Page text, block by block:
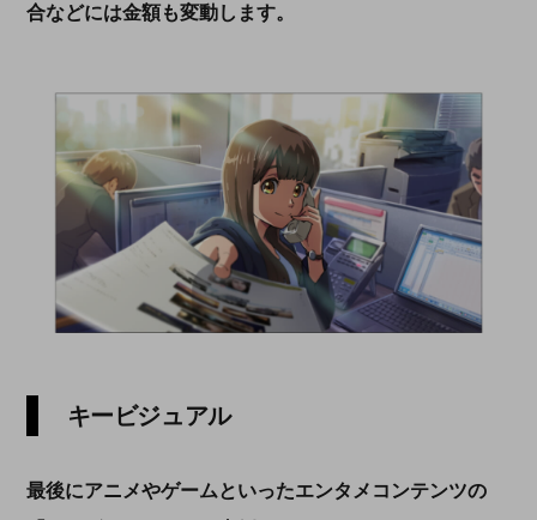
合などには金額も変動します。
キービジュアル
最後にアニメやゲームといったエンタメコンテンツの